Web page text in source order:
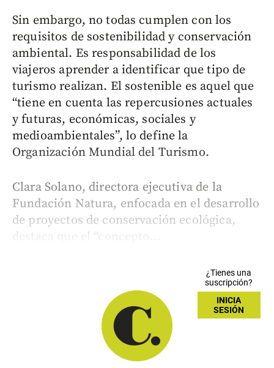
Sin embargo, no todas cumplen con los
requisitos de sostenibilidad y conservación
ambiental. Es responsabilidad de los
viajeros aprender a identificar que tipo de
turismo realizan. El sostenible es aquel que
“tiene en cuenta las repercusiones actuales
y futuras, económicas, sociales y
medioambientales”, lo define la
Organización Mundial del Turismo.
Clara Solano, directora ejecutiva de la
Fundación Natura, enfocada en el desarrollo
de proyectos de conservación ecológica,
destaca que el “concepto...
¿Tienes una
suscripción?
INICIA
SESIÓN